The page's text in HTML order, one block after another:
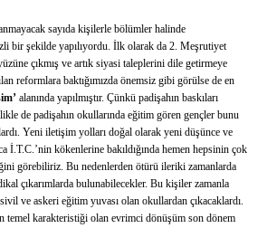
sayıda kişilerle bölümler halinde
bir şekilde yapılıyordu. İlk olarak da 2. Meşrutiyet
çıkmış ve artık siyasi taleplerini dile getirmeye
reformlara baktığımızda önemsiz gibi görülse de en
alanında yapılmıştır. Çünkü padişahın baskıları
de padişahın okullarında eğitim gören gençler bunu
Yeni iletişim yolları doğal olarak yeni düşünce ve
İ.T.C.’nin kökenlerine bakıldığında hemen hepsinin çok
görebiliriz. Bu nedenlerden ötürü ileriki zamanlarda
çıkarımlarda bulunabilecekler. Bu kişiler zamanla
ve askeri eğitim yuvası olan okullardan çıkacaklardı.
temel karakteristiği olan evrimci dönüşüm son dönem